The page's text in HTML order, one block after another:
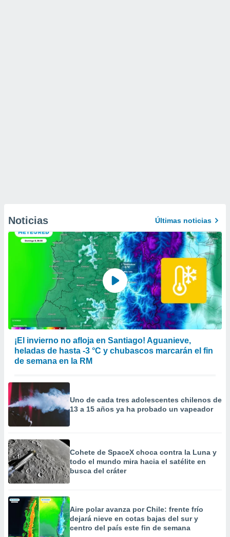
Noticias Últimas noticias
¡El invierno no afloja en Santiago! Aguanieve,
heladas de hasta -3 °C y chubascos marcarán el fin
de semana en la RM
Uno de cada tres adolescentes chilenos de
13 a 15 años ya ha probado un vapeador
Cohete de SpaceX choca contra la Luna y
todo el mundo mira hacia el satélite en
busca del cráter
Aire polar avanza por Chile: frente frío
dejará nieve en cotas bajas del sur y
centro del país este fin de semana